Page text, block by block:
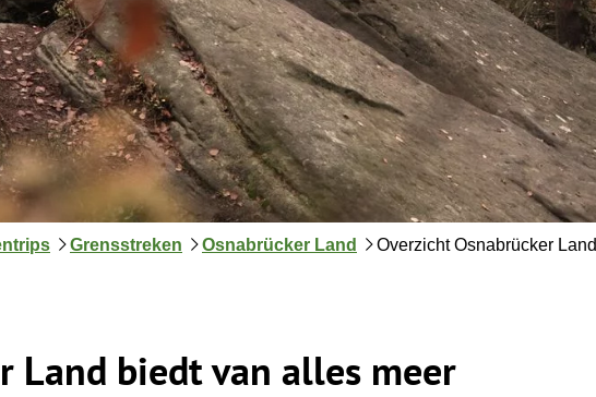
Grensstreken Osnabrücker Land Overzicht Osnabrücker Land
Land biedt van alles meer